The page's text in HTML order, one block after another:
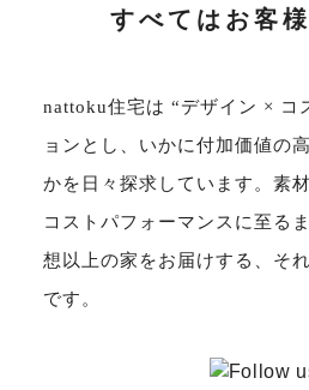
すべてはお客
nattoku住宅は “デザイン × コ
ョンとし、いかに付加価値の
かを日々探求しています。素
コストパフォーマンスに至る
想以上の家をお届けする、そ
です。